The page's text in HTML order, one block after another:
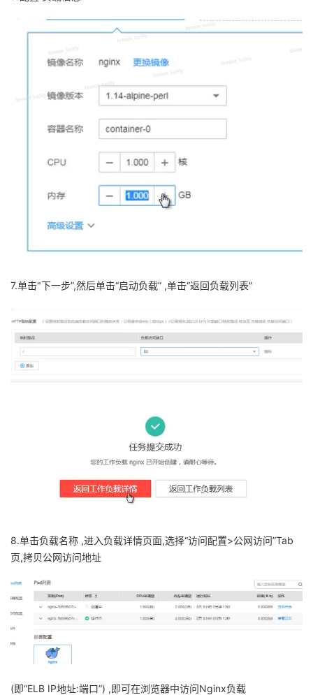
7.单击"下一步”,然后单击“启动负载” ,单击“返回负载列表"
8.单击负载名称 ,进入负载详情页面,选择“访问配置>公网访问”Tab
页,拷贝公网访问地址
(即“ELB IP地址:端口”) ,即可在浏览器中访问Nginx负载